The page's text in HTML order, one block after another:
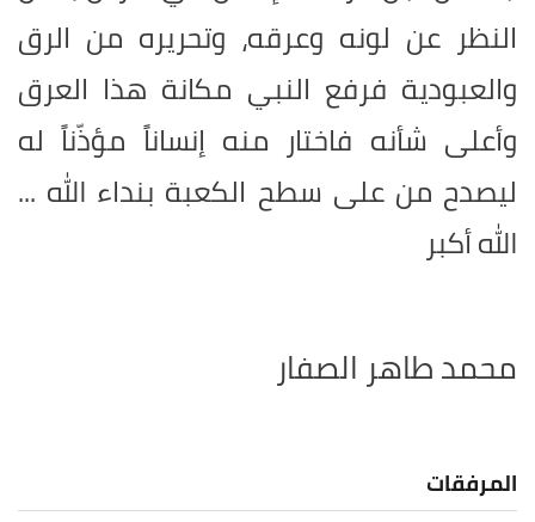
النظر عن لونه وعرقه، وتحريره من الرق
والعبودية فرفع النبي مكانة هذا العرق
وأعلى شأنه فاختار منه إنساناً مؤذّناً له
ليصدح من على سطح الكعبة بنداء الله ...
الله أكبر
محمد طاهر الصفار
المرفقات